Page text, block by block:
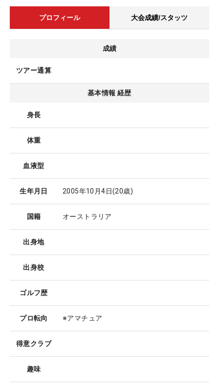
プロフィール 大会成績/スタッツ
成績
ツアー通算
基本情報 経歴
身長
体重
血液型
生年月日 2005年10月4日(20歳)
国籍 オーストラリア
出身地
出身校
ゴルフ歴
プロ転向 ※アマチュア
得意クラブ
趣味